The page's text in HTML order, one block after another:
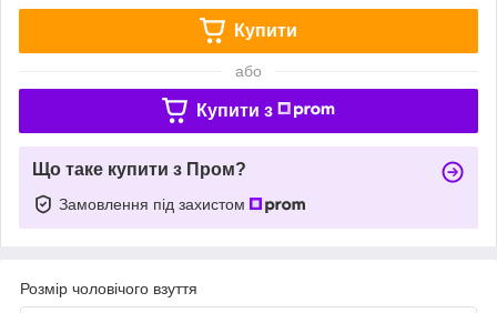
Купити
або
Купити з
Що таке купити з Пром?
Замовлення під захистом
Розмір чоловічого взуття